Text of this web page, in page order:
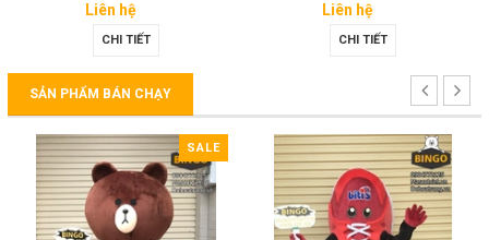
Liên hệ
CHI TIẾT
Liên hệ
CHI TIẾT
SẢN PHẨM BÁN CHẠY
SALE